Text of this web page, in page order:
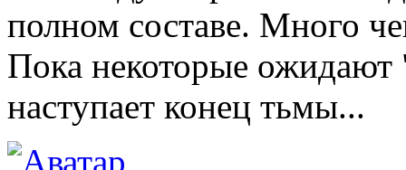
полном составе. Много
Пока некоторые ожидают
наступает конец тьмы...